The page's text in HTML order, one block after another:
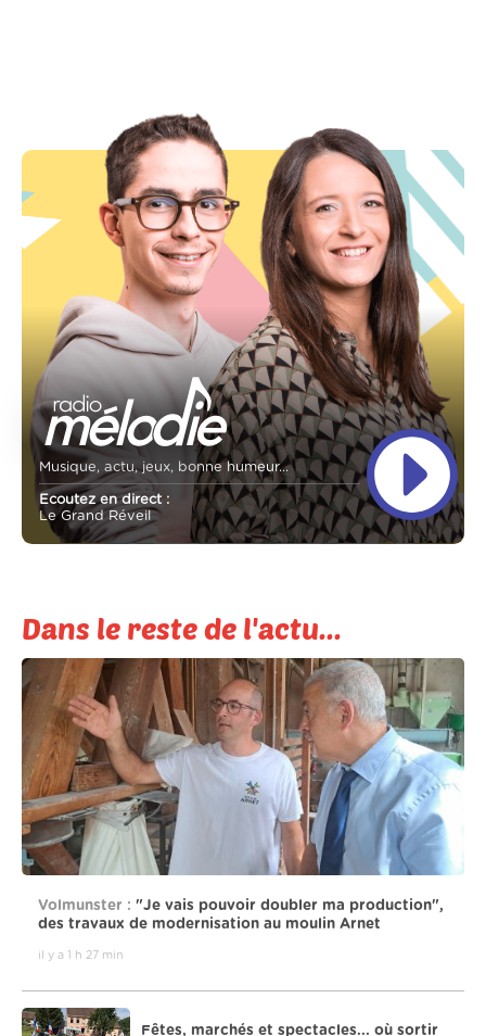
Musique, actu, jeux, bonne humeur...
Ecoutez en direct :
Le Grand Réveil
Dans le reste de l'actu...
Volmunster : "Je vais pouvoir doubler ma production",
des travaux de modernisation au moulin Arnet
il y a 1 h 27 min
Fêtes, marchés et spectacles... où sortir